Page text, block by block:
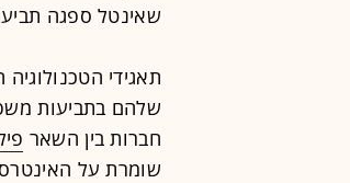
שאינטל ספגה
תאגידי
חברות בין השאר
שומרת על